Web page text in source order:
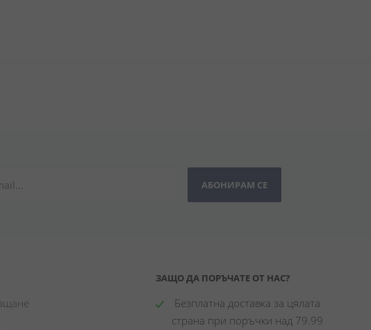
АБОНИРАМ СЕ
ЗАЩО ДА ПОРЪЧАТЕ ОТ НАС?
Безплатна доставка за цялата
страна при поръчки над 79.99